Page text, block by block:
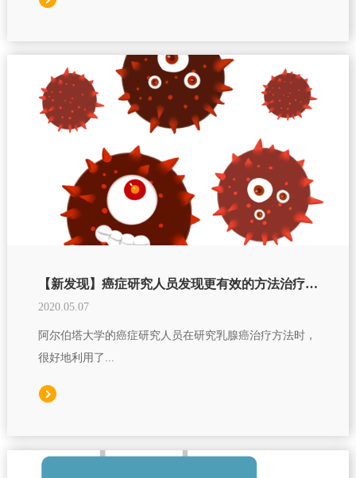
【新发现】癌症研究人员发现更有效的方法治疗乳腺癌
2020.05.07
阿尔伯塔大学的癌症研究人员在研究乳腺癌治疗方法时，
很好地利用了...